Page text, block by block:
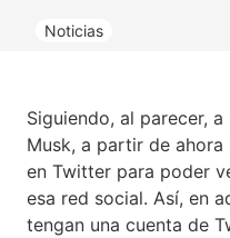
Noticias
Siguiendo, al parecer,
Musk, a partir de
en Twitter para poder
esa red social. Así, en
tengan una cuenta de